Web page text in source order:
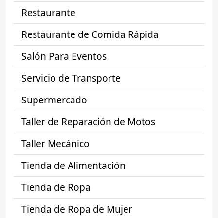
Restaurante
Restaurante de Comida Rápida
Salón Para Eventos
Servicio de Transporte
Supermercado
Taller de Reparación de Motos
Taller Mecánico
Tienda de Alimentación
Tienda de Ropa
Tienda de Ropa de Mujer